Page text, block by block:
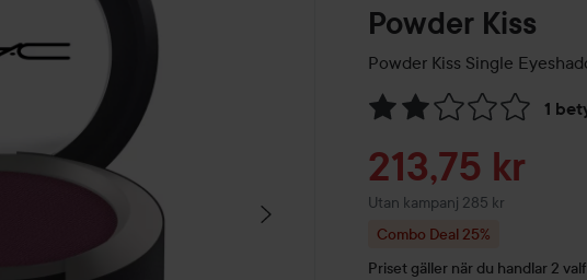
Powder Kiss
Powder Kiss Single
1
Hoppa till Betyg &
Reapris
213,75 kr
Utan kampanj 285 kr
Combo Deal 25%
Priset gäller när du handlar 2